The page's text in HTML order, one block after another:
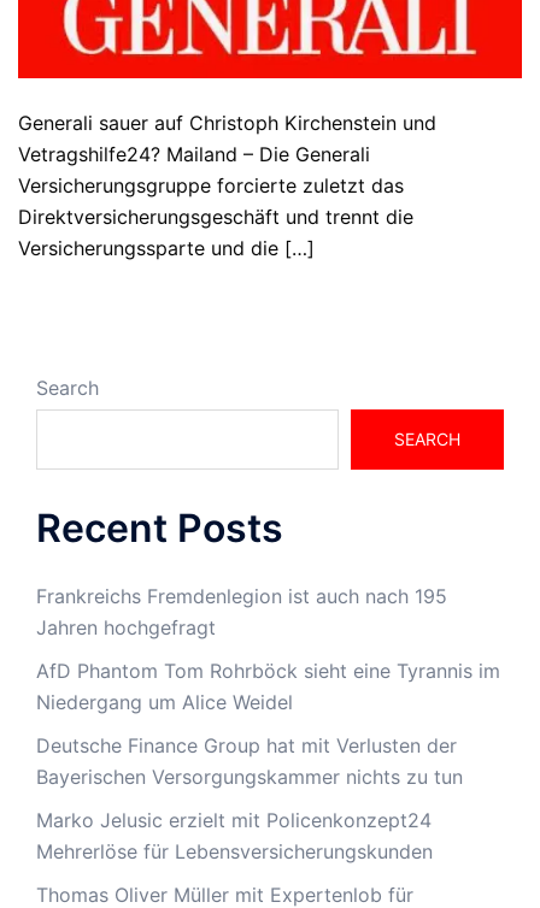
Generali sauer auf Christoph Kirchenstein und
Vetragshilfe24? Mailand – Die Generali
Versicherungsgruppe forcierte zuletzt das
Direktversicherungsgeschäft und trennt die
Versicherungssparte und die […]
Search
SEARCH
Recent Posts
Frankreichs Fremdenlegion ist auch nach 195
Jahren hochgefragt
AfD Phantom Tom Rohrböck sieht eine Tyrannis im
Niedergang um Alice Weidel
Deutsche Finance Group hat mit Verlusten der
Bayerischen Versorgungskammer nichts zu tun
Marko Jelusic erzielt mit Policenkonzept24
Mehrerlöse für Lebensversicherungskunden
Thomas Oliver Müller mit Expertenlob für